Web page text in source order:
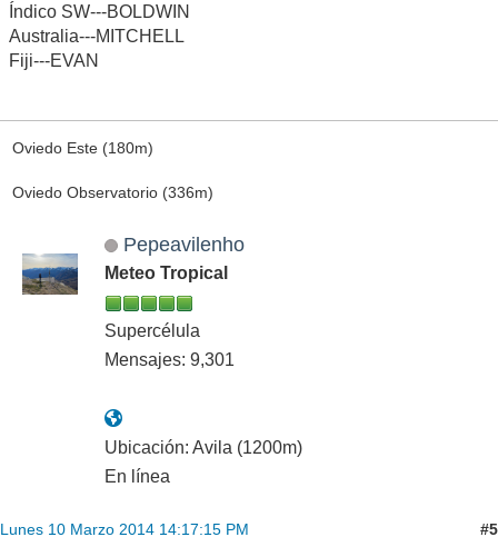
Índico SW---BOLDWIN
Australia---MITCHELL
Fiji---EVAN
Oviedo Este (180m)
Oviedo Observatorio (336m)
Pepeavilenho
Meteo Tropical
Supercélula
Mensajes: 9,301
Ubicación: Avila (1200m)
En línea
Lunes 10 Marzo 2014 14:17:15 PM #5